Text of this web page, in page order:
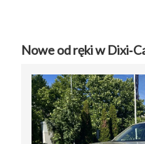
Nowe od ręki w